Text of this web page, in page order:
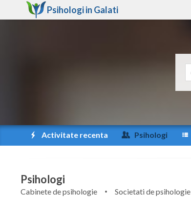
Psihologi in Galati
Activitate recenta Psihologi
Psihologi
Cabinete de psihologie Societati de psihologie